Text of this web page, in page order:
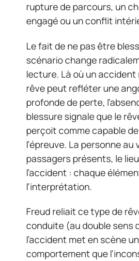
rupture de parcours, un
engagé ou un conflit
Le fait de ne pas être
scénario change
lecture. Là où un accident
rêve peut refléter une
profonde de perte,
blessure signale que le
perçoit comme capable
l’épreuve. La personne au
passagers présents, le
l’accident : chaque
l’interprétation.
Freud reliait ce type de
conduite (au double sens
l’accident met en scène un
comportement que